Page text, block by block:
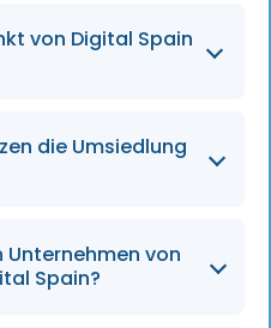
von Digital Spain
durch Visa,
um Spezialisten für KI,
die Umsiedlung
Digital Nomad
von
Spain?